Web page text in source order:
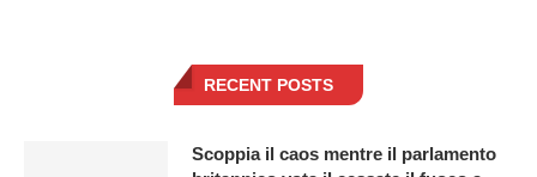
RECENT POSTS
Scoppia il caos mentre il parlamento